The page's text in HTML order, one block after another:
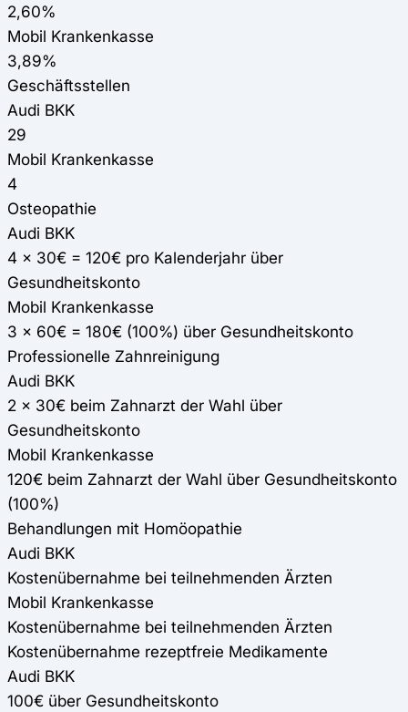
2,60%
Mobil Krankenkasse
3,89%
Geschäftsstellen
Audi BKK
29
Mobil Krankenkasse
4
Osteopathie
Audi BKK
4 x 30€ = 120€ pro Kalenderjahr über
Gesundheitskonto
Mobil Krankenkasse
3 x 60€ = 180€ (100%) über Gesundheitskonto
Professionelle Zahnreinigung
Audi BKK
2 x 30€ beim Zahnarzt der Wahl über
Gesundheitskonto
Mobil Krankenkasse
120€ beim Zahnarzt der Wahl über Gesundheitskonto
(100%)
Behandlungen mit Homöopathie
Audi BKK
Kostenübernahme bei teilnehmenden Ärzten
Mobil Krankenkasse
Kostenübernahme bei teilnehmenden Ärzten
Kostenübernahme rezeptfreie Medikamente
Audi BKK
100€ über Gesundheitskonto